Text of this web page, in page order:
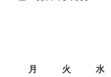
月
火 水